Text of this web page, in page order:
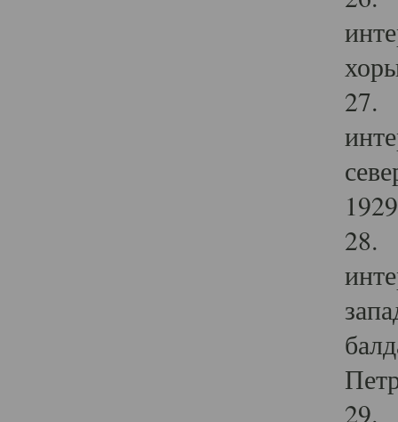
27.
28.
29.